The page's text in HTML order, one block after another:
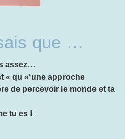
que …
assez…
« qu »‘une approche
de percevoir le monde et ta
tu es !